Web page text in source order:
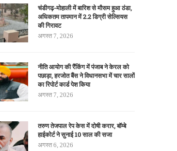
चंडीगढ़-मोहाली में बारिश से मौसम हुआ ठंडा,
अधिकतम तापमान में 2.2 डिग्री सेल्सियस
की गिरावट
अगस्त 7, 2026
नीति आयोग की रैंकिंग में पंजाब ने केरल को
पछाड़ा, हरजोत बैंस ने विधानसभा में चार सालों
का रिपोर्ट कार्ड पेश किया
अगस्त 7, 2026
तरुण तेजपाल रेप केस में दोषी करार, बॉम्बे
हाईकोर्ट ने सुनाई 10 साल की सजा
अगस्त 6, 2026